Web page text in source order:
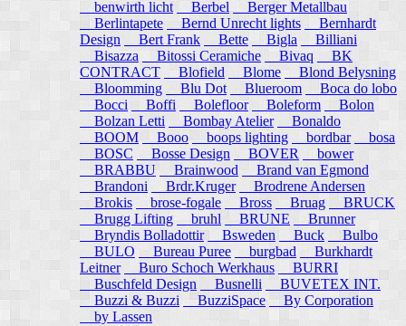
benwirth licht
Berbel
Berger Metallbau
Berlintapete
Bernd Unrecht lights
Bernhardt
Design
Bert Frank Bette Bigla
Billiani
Bisazza
Bitossi Ceramiche Bivaq
BK
CONTRACT
Blofield Blome Blond Belysning
Bloomming
Blu Dot Blueroom
Boca do lobo
Bocci
Boffi Bolefloor Boleform
Bolon
Bolzan Letti
Bombay Atelier
Bonaldo
BOOM
Booo boops lighting bordbar
bosa
BOSC
Bosse Design BOVER
bower
BRABBU
Brainwood
Brand van Egmond
Brandoni
Brdr.Kruger
Brodrene Andersen
Brokis
brose-fogale Bross Bruag
BRUCK
Brugg Lifting
bruhl BRUNE
Brunner
Bryndis Bolladottir
Bsweden Buck
Bulbo
BULO
Bureau Puree burgbad
Burkhardt
Leitner
Buro Schoch Werkhaus
BURRI
Buschfeld Design
Busnelli
BUVETEX INT.
Buzzi & Buzzi
BuzziSpace By Corporation
by Lassen